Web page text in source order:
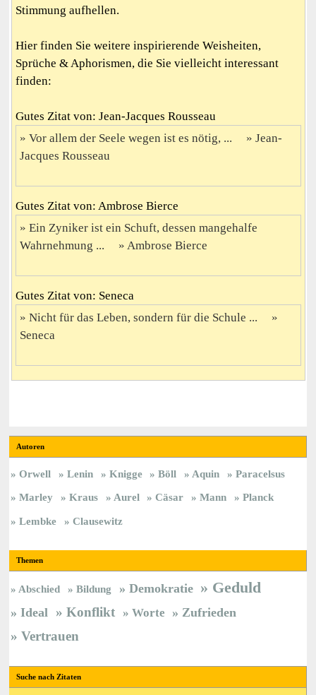
Stimmung aufhellen.
Hier finden Sie weitere inspirierende Weisheiten,
Sprüche & Aphorismen, die Sie vielleicht interessant
finden:
Gutes Zitat von: Jean-Jacques Rousseau
Vor allem der Seele wegen ist es nötig, ...
Jean-
Jacques Rousseau
Gutes Zitat von: Ambrose Bierce
Ein Zyniker ist ein Schuft, dessen mangehalfe
Wahrnehmung ...
Ambrose Bierce
Gutes Zitat von: Seneca
Nicht für das Leben, sondern für die Schule ...
Seneca
Autoren
Orwell Lenin Knigge Böll Aquin
Paracelsus
Marley
Kraus Aurel Cäsar Mann
Planck
Lembke
Clausewitz
Themen
Abschied Bildung Demokratie Geduld
Ideal Konflikt Worte Zufrieden
Vertrauen
Suche nach Zitaten